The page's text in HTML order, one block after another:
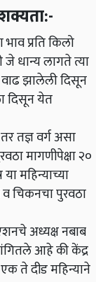
प्रति किलो
धान्य लागते त्या
वाढ झालेली दिसून
दिसून येत
तज्ञ वर्ग असा
मागणीपेक्षा २०
महिन्याच्या
चिकनचा पुरवठा
अध्यक्ष नबाब
आहे की केंद्र
ते दीड महिन्याने